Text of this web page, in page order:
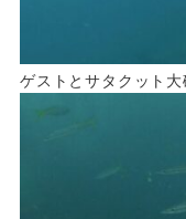
ゲストとサタクット大